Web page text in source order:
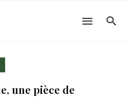
une pièce de